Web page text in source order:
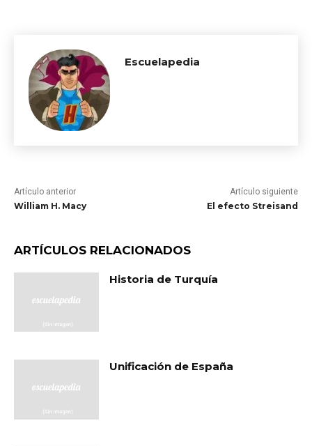
Escuelapedia
Artículo anterior
William H. Macy
Artículo siguiente
El efecto Streisand
ARTÍCULOS RELACIONADOS
Historia de Turquía
Unificación de España